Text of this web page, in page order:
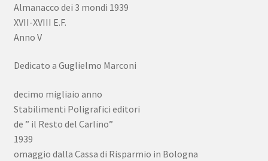
Almanacco dei 3 mondi 1939
XVII-XVIII E.F.
Anno V
Dedicato a Guglielmo Marconi
decimo migliaio anno
Stabilimenti Poligrafici editori
de ” il Resto del Carlino”
1939
omaggio dalla Cassa di Risparmio in Bologna